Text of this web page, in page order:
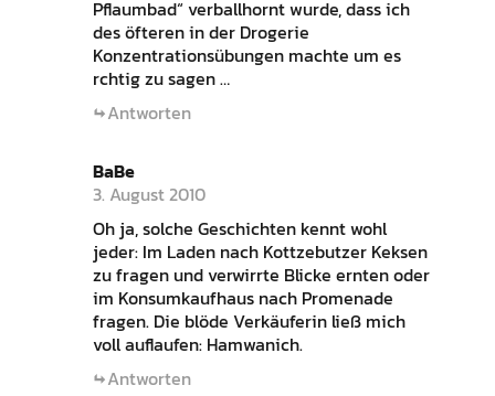
Pflaumbad“ verballhornt wurde, dass ich
des öfteren in der Drogerie
Konzentrationsübungen machte um es
rchtig zu sagen …
Antworten
BaBe
3. August 2010
Oh ja, solche Geschichten kennt wohl
jeder: Im Laden nach Kottzebutzer Keksen
zu fragen und verwirrte Blicke ernten oder
im Konsumkaufhaus nach Promenade
fragen. Die blöde Verkäuferin ließ mich
voll auflaufen: Hamwanich.
Antworten